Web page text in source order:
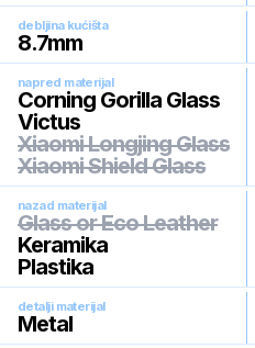
debljina kućišta
8.7mm
napred materijal
Corning Gorilla Glass
Victus
Xiaomi Longjing Glass
Xiaomi Shield Glass
nazad materijal
Glass or Eco Leather
Keramika
Plastika
detalji materijal
Metal